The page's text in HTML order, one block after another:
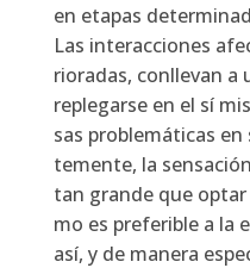
en eta­pas
Las inter­ac­cio­nes
rio­ra­das, con­lle­van a
reple­gar­se en el sí
sas pro­ble­má­ti­cas
te­men­te, la
tan gran­de que
mo es pre­fe­ri­ble a la
así, y de mane­ra